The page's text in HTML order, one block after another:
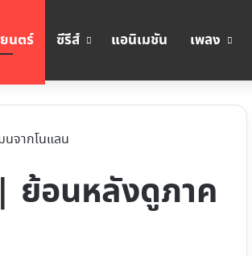
นตร์ ซีรีส์ แอนิเมชัน เพลง
จากโนแลน
ย้อนหลังดูภาค